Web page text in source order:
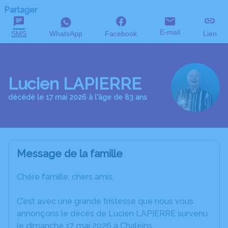
Partager
SMS WhatsApp Facebook E-mail Lien
Lucien LAPIERRE
décédé le 17 mai 2026 à l'âge de 83 ans
Message de la famille
Chère famille, chers amis,
C’est avec une grande tristesse que nous vous
annonçons le décès de Lucien LAPIERRE survenu
le dimanche 17 mai 2026 à Chaleins.